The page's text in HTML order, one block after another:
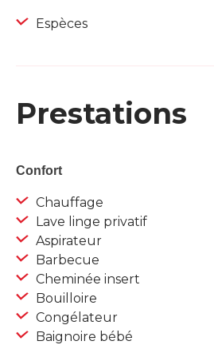
Espèces
Prestations
Confort
Chauffage
Lave linge privatif
Aspirateur
Barbecue
Cheminée insert
Bouilloire
Congélateur
Baignoire bébé